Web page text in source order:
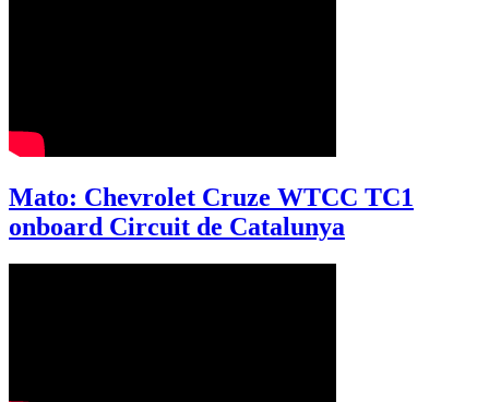
Mato: Chevrolet Cruze WTCC TC1
onboard Circuit de Catalunya